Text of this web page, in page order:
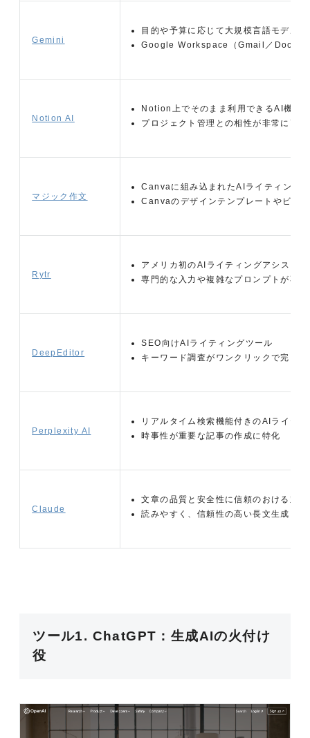
Gemini
目的や予算に応じて大規模言語モデル
Google Workspace（Gmail／Docs／
Notion AI
Notion上でそのまま利用できるAI機能
プロジェクト管理との相性が非常に高
マジック作文
Canvaに組み込まれたAIライティング
Canvaのデザインテンプレートやビジ
Rytr
アメリカ初のAIライティングアシスタ
専門的な入力や複雑なプロンプトが不
DeepEditor
SEO向けAIライティングツール
キーワード調査がワンクリックで完了
Perplexity AI
リアルタイム検索機能付きのAIライテ
時事性が重要な記事の作成に特化
Claude
文章の品質と安全性に信頼のおける対
読みやすく、信頼性の高い長文生成に
ツール1. ChatGPT：生成AIの火付け
役